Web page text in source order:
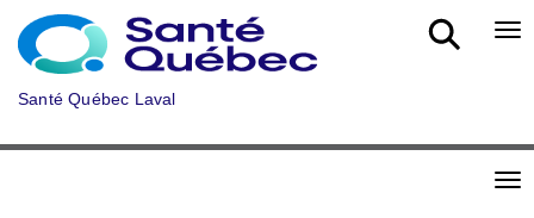
Aller au menu principal
Santé Québec Laval